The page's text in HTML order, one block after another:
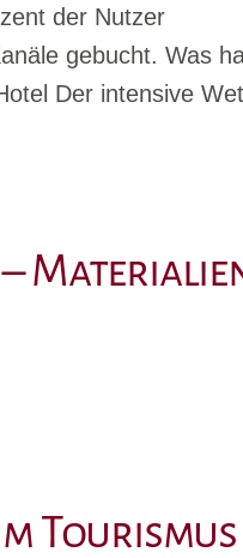
der Nutzer
gebucht. Was
Der intensive
Tourismus